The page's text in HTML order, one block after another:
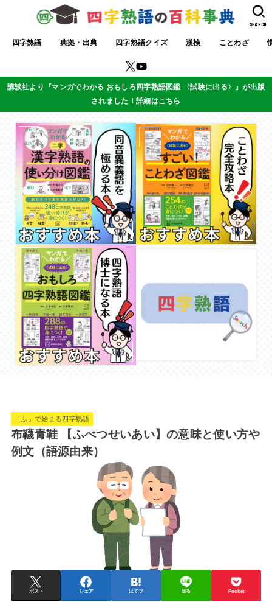
四字熟語 典拠・出典 四字熟語クイズ 漢検 ことわざ
SEARCH
講談社より『マンガでわかる おもしろ四字熟語図鑑 〈試験に出る〉』が出版
されました！詳細はこちら
「ふ」で始まる四字熟語
布韈青鞋 【ふべつせいあい】の意味と使い方や
例文（語源由来）
ポスト シェア はてブ 送る Pocket